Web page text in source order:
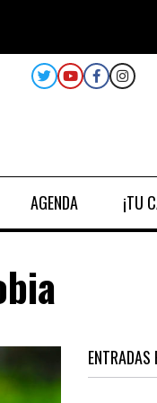
AGENDA ¡TU
ENTRADAS